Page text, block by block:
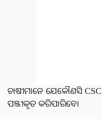
ଚାଷୀମାନେ ଯେକୌଣସି
ପଞ୍ଜୀକୃତ କରିପାରିବେ।